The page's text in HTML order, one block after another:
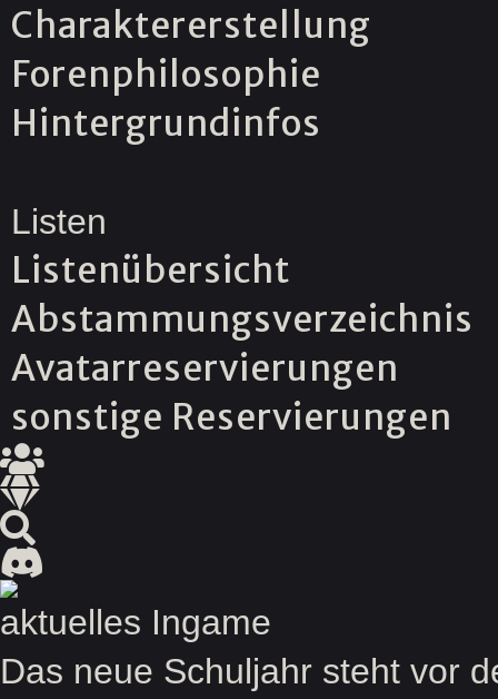
Charaktererstellung
Forenphilosophie
Hintergrundinfos
Listen
Listenübersicht
Abstammungsverzeichnis
Avatarreservierungen
sonstige Reservierungen
aktuelles Ingame
Das neue Schuljahr steht vor